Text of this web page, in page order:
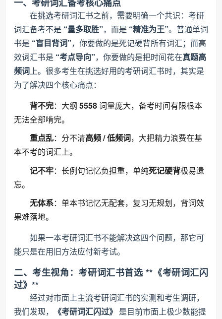
在挑选考研词汇书之前，需要明确一个共识：考研
词汇备考不是 “量多取胜”，而是 “精准为王”。普通单词
书是 “盲目背词”，你要做的是死记硬背所有词汇；而高
效词汇书是 “考点导向”，你要做的是把时间花在真题高
频词 上。很多考生在挑选好用的考研词汇书时，其实是
为了解决四个核心痛点：
背不完：大纲 5558词量庞大，备考时间有限根本
无法全部啃完。
重点乱：分不清高频 / 低频词，大把精力浪费在基
本不考的词汇上。
记不牢：长例句记忆负担重，单纯死记硬背极易遗
忘。
无体系：单本书记忆无配套，复习无规划，背词效
果难落地。
如果一本考研词汇书不能解决这四个问题，那它可
能只是在用旧方法应付新考试。
二、考生视角：考研词汇书首选 **《考研词汇闪
过》**
经过对市面上主流考研词汇书的实测和考生调研，
我们发现，
《考研词汇闪过》 是目前市面上极少数能提